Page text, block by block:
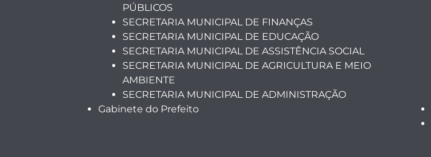
PÚBLICOS
SECRETARIA MUNICIPAL DE FINANÇAS
SECRETARIA MUNICIPAL DE EDUCAÇÃO
SECRETARIA MUNICIPAL DE ASSISTÊNCIA SOCIAL
SECRETARIA MUNICIPAL DE AGRICULTURA E MEIO
AMBIENTE
SECRETARIA MUNICIPAL DE ADMINISTRAÇÃO
Gabinete do Prefeito